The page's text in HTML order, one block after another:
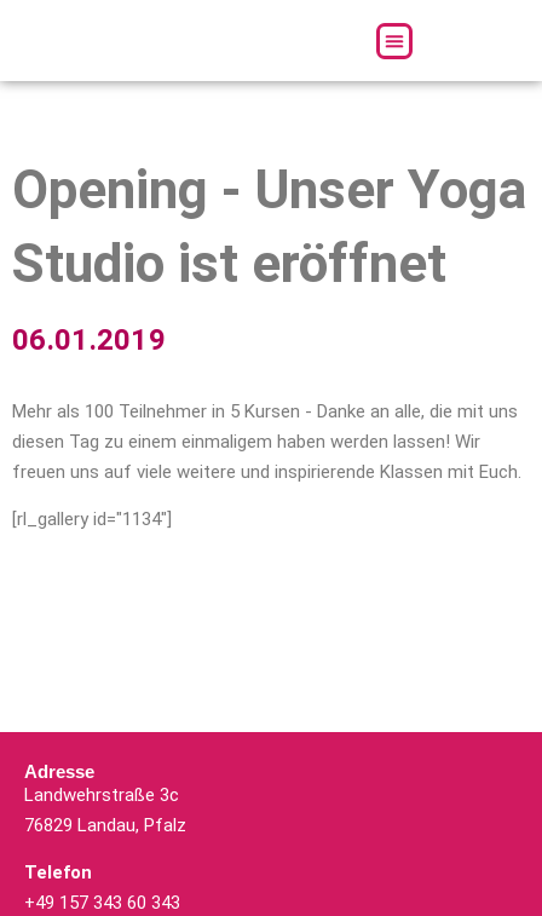
Opening - Unser Yoga
Studio ist eröffnet
06.01.2019
Mehr als 100 Teilnehmer in 5 Kursen - Danke an alle, die mit uns
diesen Tag zu einem einmaligem haben werden lassen! Wir
freuen uns auf viele weitere und inspirierende Klassen mit Euch.
[rl_gallery id="1134"]
Adresse
Landwehrstraße 3c
76829 Landau, Pfalz
Telefon
+49 157 343 60 343